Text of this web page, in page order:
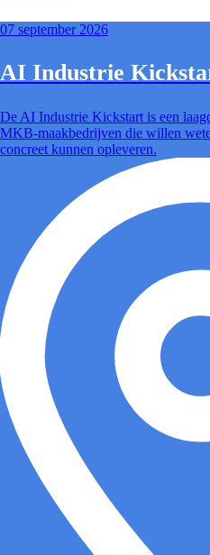
07 september 2026
AI Industrie
De AI Industrie Kickstart is een
MKB-maakbedrijven die willen
concreet kunnen opleveren.